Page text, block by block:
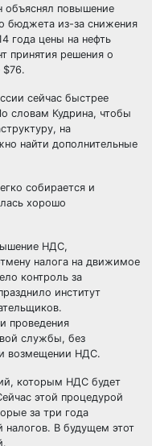
объяснял повышение
бюджета из-за снижения
года цены на нефть
принятия решения о
$76.
сейчас быстрее
словам Кудрина, чтобы
на
найти дополнительные
собирается и
хорошо
НДС,
налога на движимое
контроль за
институт
проведения
службы, без
возмещении НДС.
которым НДС будет
этой процедурой
за три года
В будущем этот